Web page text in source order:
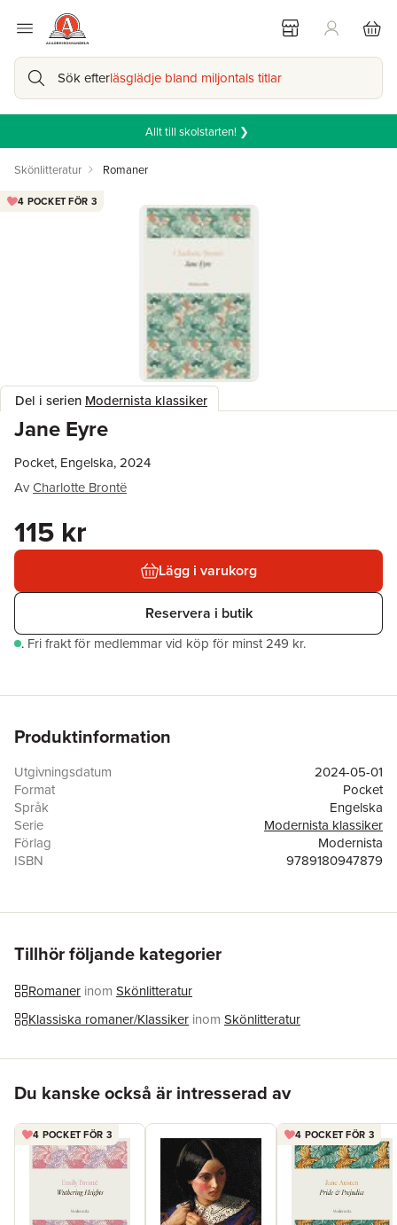
Sök efterläsglädje bland miljontals titlar
Allt till skolstarten! ❯
Skönlitteratur Romaner
Del i serien Modernista klassiker
Jane Eyre
4 POCKET FÖR 3
Pocket, Engelska, 2024
AvCharlotte Brontë
115 kr
Lägg i varukorg
Reservera i butik
. Fri frakt för medlemmar vid köp för minst 249 kr.
Produktinformation
Utgivningsdatum
2024-05-01
Format
Pocket
Språk
Engelska
Serie
Modernista klassiker
Förlag
Modernista
ISBN
9789180947879
Tillhör följande kategorier
Romaner inom Skönlitteratur
Klassiska romaner/Klassiker inom Skönlitteratur
Du kanske också är intresserad av
4 POCKET FÖR 3 4 POCKET FÖR 3